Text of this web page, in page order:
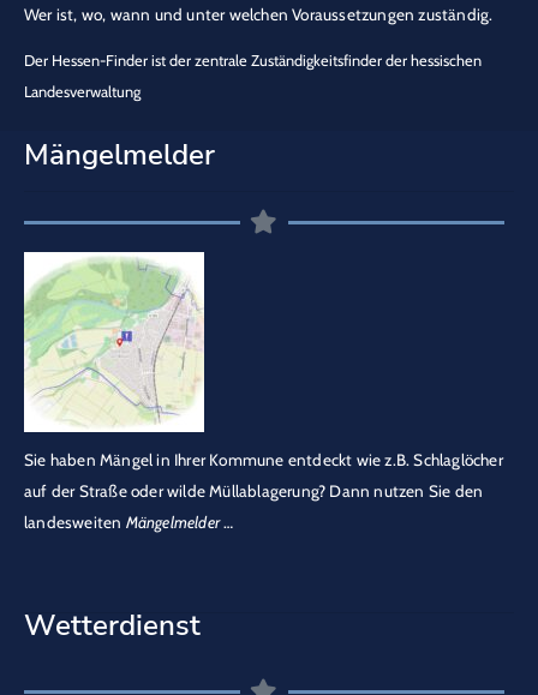
Wer ist, wo, wann und unter welchen Voraussetzungen zuständig.
Der Hessen-Finder ist der zentrale Zuständigkeitsfinder der hessischen
Landesverwaltung
Mängelmelder
Sie haben Mängel in Ihrer Kommune entdeckt wie z.B. Schlaglöcher
auf der Straße oder wilde Müllablagerung? Dann nutzen Sie den
landesweiten Mängelmelder…
Wetterdienst